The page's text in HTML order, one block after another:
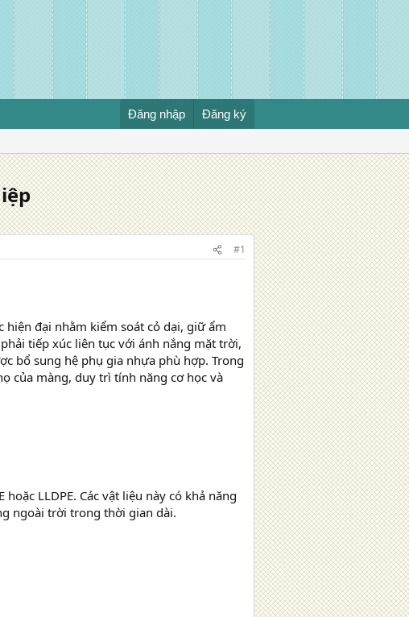
Đăng nhập Đăng ký
#1
đại nhằm kiểm soát cỏ dại, giữ ẩm
tiếp xúc liên tục với ánh nắng mặt trời,
bổ sung hệ phụ gia nhựa phù hợp. Trong
của màng, duy trì tính năng cơ học và
LLDPE. Các vật liệu này có khả năng
ngoài trời trong thời gian dài.